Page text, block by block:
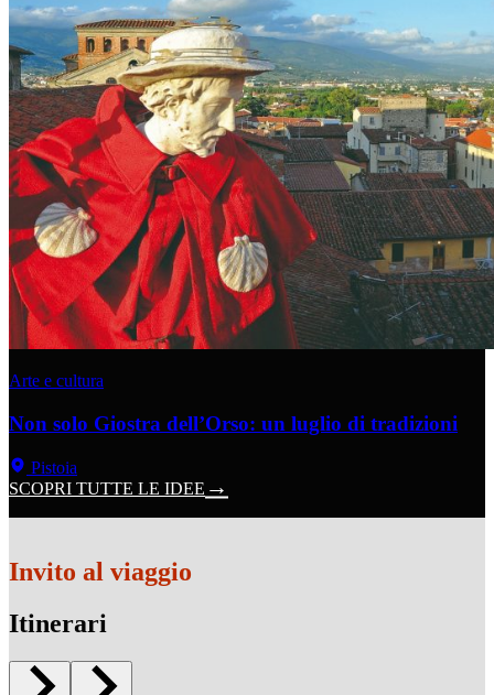
Arte e cultura
Non solo Giostra dell’Orso: un luglio di tradizioni
Pistoia
SCOPRI TUTTE LE IDEE
Invito al viaggio
Itinerari